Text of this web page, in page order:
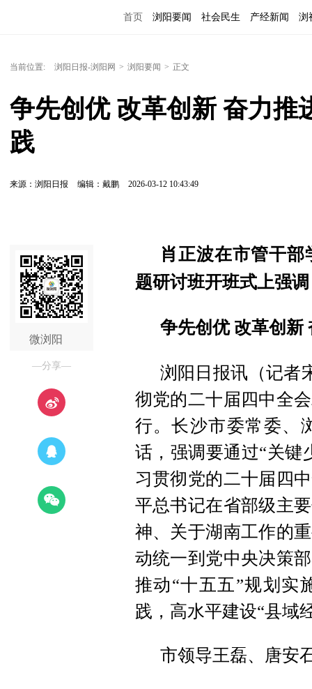
首页 浏阳要闻 社会民生 产经新闻 浏
当前位置: 浏阳日报-浏阳网 > 浏阳要闻 > 正文
争先创优 改革创新 奋力推
践
来源：浏阳日报 编辑：戴鹏 2026-03-12 10:43:49
微浏阳
—分享—
肖正波在市管干
题研讨班开班式上强调
争先创优 改革创新
浏阳日报讯（记者
彻党的二十届四中全
行。长沙市委常委、
话，强调要通过“关键
习贯彻党的二十届四
平总书记在省部级主
神、关于湖南工作的
动统一到党中央决策
推动“十五五”规划实
践，高水平建设“县域
市领导王磊、唐安